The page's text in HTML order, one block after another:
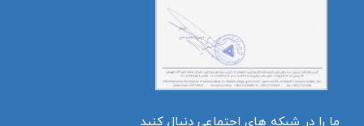
ما را در شبکه های اجتماعی دنبال کنید